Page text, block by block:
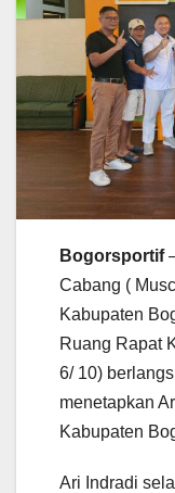
Bogorsportif
Cabang (
Kabupaten
Ruang Rapat
6/ 10)
menetapkan
Kabupaten
Ari Indradi